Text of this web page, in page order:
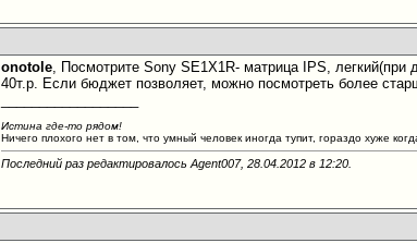
onotole, Посмотрите Sony SE1X1R- матрица IPS, легкий(при
40т.р. Если бюджет позволяет, можно посмотреть более
Истина где-то рядом!
Ничего плохого нет в том, что умный человек иногда тупит, гораздо хуже
Последний раз редактировалось Agent007, 28.04.2012 в 12:20